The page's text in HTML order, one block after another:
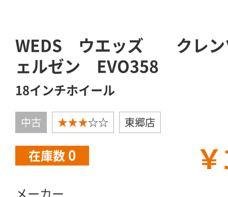
WEDS ウエッズ
ェルゼン EVO358
18インチホイール
中古 ★★★☆☆ 東郷店
在庫数 0
メーカー